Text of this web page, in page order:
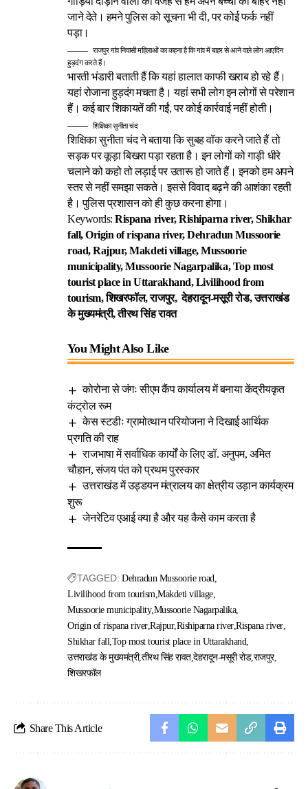
जाने देते। हमने पुलिस को सूचना भी दी, पर कोई फर्क नहीं
पड़ा।
राजपुर गांव निवासी महिलाओं का कहना है कि गांव में बाहर से आने वाले लोग आएदिन
हुड़दंग करते हैं।
भारती भंडारी बताती हैं कि यहां हालात काफी खराब हो रहे हैं।
यहां रोजाना हुड़दंग मचता है। यहां सभी लोग इन लोगों से परेशान
हैं। कई बार शिकायतें की गईं, पर कोई कार्रवाई नहीं होती।
शिक्षिका सुनीता चंद
शिक्षिका सुनीता चंद ने बताया कि सुबह वॉक करने जाते हैं तो
सड़क पर कूड़ा बिखरा पड़ा रहता है। इन लोगों को गाड़ी धीरे
चलाने को कहो तो लड़ाई पर उतारू हो जाते हैं। इनको हम अपने
स्तर से नहीं समझा सकते। इससे विवाद बढ़ने की आशंका रहती
है। पुलिस प्रशासन को ही कुछ करना होगा।
Keywords:Rispana river, Rishiparna river, Shikhar
fall, Origin of rispana river, Dehradun Mussoorie
road, Rajpur, Makdeti village, Mussoorie
municipality, Mussoorie Nagarpalika, Top most
tourist place in Uttarakhand, Livilihood from
tourism, शिखरफॉल, राजपुर, देहरादून-मसूरी रोड, उत्तराखंड
के मुख्यमंत्री, तीरथ सिंह रावत
You Might Also Like
कोरोना से जंगः सीएम कैंप कार्यालय में बनाया केंद्रीयकृत
कंट्रोल रूम
केस स्टडीः ग्रामोत्थान परियोजना ने दिखाई आर्थिक
प्रगति की राह
राजभाषा में सर्वाधिक कार्यों के लिए डॉ. अनुपम, अमित
चौहान, संजय पंत को प्रथम पुरस्कार
उत्तराखंड में उड्डयन मंत्रालय का क्षेत्रीय उड़ान कार्यक्रम
शुरू
जेनरेटिव एआई क्या है और यह कैसे काम करता है
TAGGED: Dehradun Mussoorie road
Livilihood from tourism Makdeti village
Mussoorie municipality Mussoorie Nagarpalika
Origin of rispana river Rajpur Rishiparna river Rispana river
Shikhar fall Top most tourist place in Uttarakhand
उत्तराखंड के मुख्यमंत्री तीरथ सिंह रावत देहरादून-मसूरी रोड राजपुर
शिखरफॉल
Share This Article